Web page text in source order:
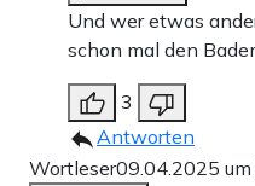
Und wer etwas
schon mal den
3
Antworten
Wortleser09.04.2025